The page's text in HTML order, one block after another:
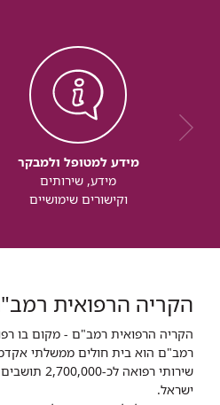
מידע למטופל ולמבקר
מידע, שירותים
וקישורים שימושיים
הקריה הרפואית
הקריה הרפואית רמב"ם - מקום בו
ישראל.